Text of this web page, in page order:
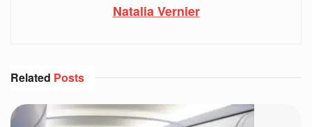
Natalia Vernier
Related Posts